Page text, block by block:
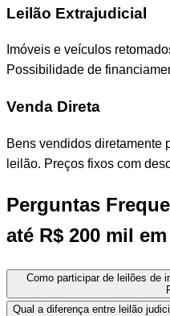
Leilão Extrajudicial
Imóveis e veículos
Possibilidade de
Venda Direta
Bens vendidos diretamente
leilão. Preços fixos com
Perguntas
até R$ 200 mil
Como participar de leilões de
Qual a diferença entre leilão